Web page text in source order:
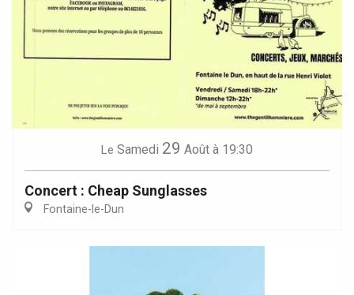
Le Samedi 29 Août à 19:30
Concert : Cheap Sunglasses
Fontaine-le-Dun